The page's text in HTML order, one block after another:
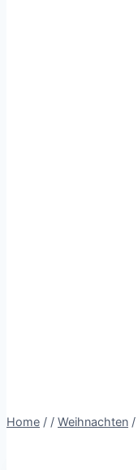
Home / / Weihnachten /